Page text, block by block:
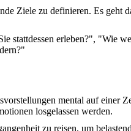
Ziele zu definieren. Es geht
erleben?", "Wie
mental auf einer
losgelassen werden.
zu reisen, um